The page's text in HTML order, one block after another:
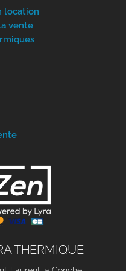
location
vente
THERMIQUE